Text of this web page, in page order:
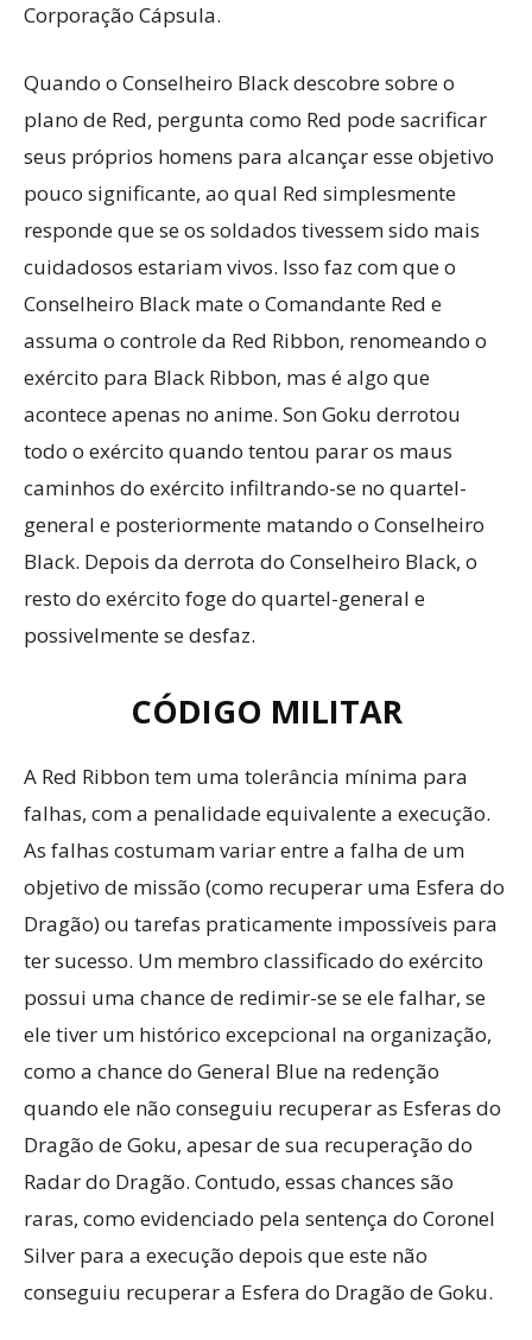
Corporação Cápsula.
Quando o Conselheiro Black descobre sobre o
plano de Red, pergunta como Red pode sacrificar
seus próprios homens para alcançar esse objetivo
pouco significante, ao qual Red simplesmente
responde que se os soldados tivessem sido mais
cuidadosos estariam vivos. Isso faz com que o
Conselheiro Black mate o Comandante Red e
assuma o controle da Red Ribbon, renomeando o
exército para Black Ribbon, mas é algo que
acontece apenas no anime. Son Goku derrotou
todo o exército quando tentou parar os maus
caminhos do exército infiltrando-se no quartel-
general e posteriormente matando o Conselheiro
Black. Depois da derrota do Conselheiro Black, o
resto do exército foge do quartel-general e
possivelmente se desfaz.
CÓDIGO MILITAR
A Red Ribbon tem uma tolerância mínima para
falhas, com a penalidade equivalente a execução.
As falhas costumam variar entre a falha de um
objetivo de missão (como recuperar uma Esfera do
Dragão) ou tarefas praticamente impossíveis para
ter sucesso. Um membro classificado do exército
possui uma chance de redimir-se se ele falhar, se
ele tiver um histórico excepcional na organização,
como a chance do General Blue na redenção
quando ele não conseguiu recuperar as Esferas do
Dragão de Goku, apesar de sua recuperação do
Radar do Dragão. Contudo, essas chances são
raras, como evidenciado pela sentença do Coronel
Silver para a execução depois que este não
conseguiu recuperar a Esfera do Dragão de Goku.